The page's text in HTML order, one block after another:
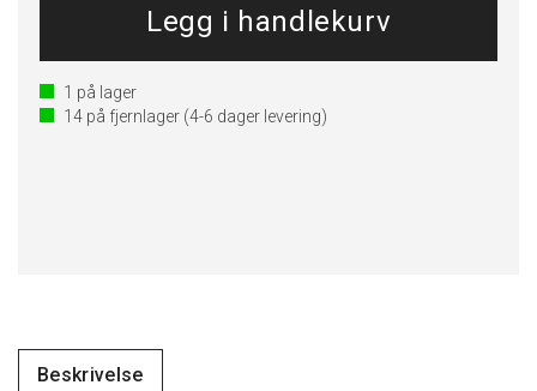
1 på lager
14 på fjernlager (4-6 dager levering)
Beskrivelse